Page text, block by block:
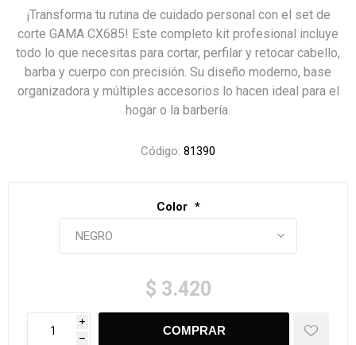
¡Transforma tu rutina de cuidado personal con el set de
corte GAMA CX685! Este completo kit profesional incluye
todo lo que necesitas para cortar, perfilar y retocar cabello,
barba y cuerpo con precisión. Su diseño moderno, base
organizadora y múltiples accesorios lo hacen ideal para el
hogar o la barbería.
Código: 81390
Color *
$ 3.420
i
h